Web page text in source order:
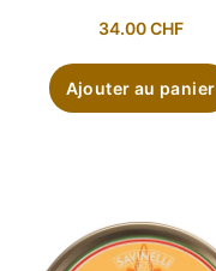
34.00CHF
Ajouter au panier